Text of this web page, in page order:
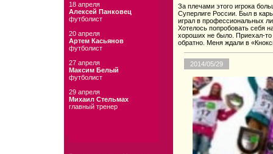
18 апреля
Алексей Панковец
футболист
20 апреля
Артем Касьянов
футболист
27 апреля
Максим Белый
футболист
29 апреля
Михаил Стельмах
главный тренер
За плечами этого игрока
Суперлиге России. Был в
играл в профессиональных
Хотелось попробовать себя
хороших не было. Приехал-
обратно. Меня ждали в
2014/05/29